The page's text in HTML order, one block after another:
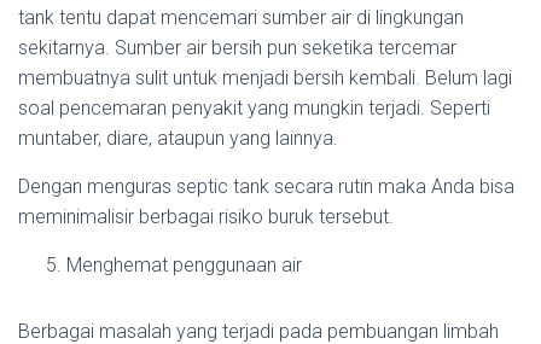
tank tentu dapat mencemari sumber air di lingkungan
sekitarnya. Sumber air bersih pun seketika tercemar
membuatnya sulit untuk menjadi bersih kembali. Belum lagi
soal pencemaran penyakit yang mungkin terjadi. Seperti
muntaber, diare, ataupun yang lainnya.
Dengan menguras septic tank secara rutin maka Anda bisa
meminimalisir berbagai risiko buruk tersebut.
Menghemat penggunaan air
Berbagai masalah yang terjadi pada pembuangan limbah